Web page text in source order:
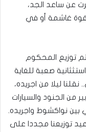
عن ساعد الجد،
قوة غاشمة أو في
توزيع المحكوم
صعبة للغاية
ليلا من اجريده،
من الجنود والسيارات
بين نواكشوط واجريده.
توزيعنا مجددا على